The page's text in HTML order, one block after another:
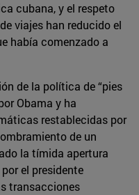
cubana, y el respeto
viajes han reducido el
había comenzado a
de la política de “pies
Obama y ha
restablecidas por
de un
la tímida apertura
el presidente
transacciones